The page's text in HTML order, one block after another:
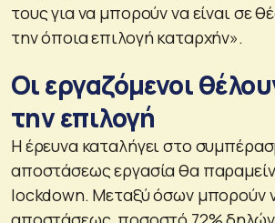
τους για να μπορούν να είναι σε
την όποια επιλογή καταρχήν».
Οι εργαζόμενοι
την επιλογή
Η έρευνα καταλήγει στο
αποστάσεως εργασία θα
lockdown. Μεταξύ όσων μπορούν